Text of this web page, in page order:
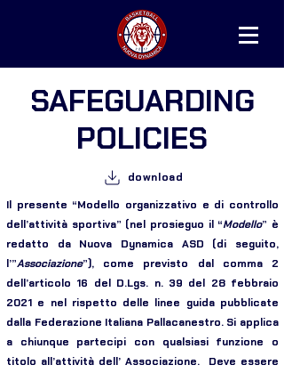
SAFEGUARDING
POLICIES
download
Il presente “Modello organizzativo e di controllo
dell’attività sportiva” (nel prosieguo il “Modello” è
redatto da Nuova Dynamica ASD (di seguito,
l’”Associazione”), come previsto dal comma 2
dell’articolo 16 del D.Lgs. n. 39 del 28 febbraio
2021 e nel rispetto delle linee guida pubblicate
dalla Federazione Italiana Pallacanestro. Si applica
a chiunque partecipi con qualsiasi funzione o
titolo all’attività dell’ Associazione. Deve essere